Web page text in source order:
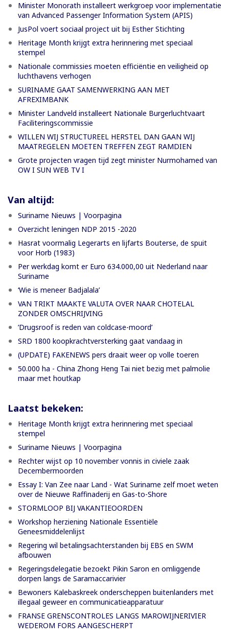
Minister Monorath installeert werkgroep voor implementatie
van Advanced Passenger Information System (APIS)
JusPol voert sociaal project uit bij Esther Stichting
Heritage Month krijgt extra herinnering met speciaal
stempel
Nationale commissies moeten efficiëntie en veiligheid op
luchthavens verhogen
SURINAME GAAT SAMENWERKING AAN MET
AFREXIMBANK
Minister Landveld installeert Nationale Burgerluchtvaart
Faciliteringscommissie
WILLEN WIJ STRUCTUREEL HERSTEL DAN GAAN WIJ
MAATREGELEN MOETEN TREFFEN ZEGT RAMDIEN
Grote projecten vragen tijd zegt minister Nurmohamed van
OW I SUN WEB TV I
Van altijd:
Suriname Nieuws | Voorpagina
Overzicht leningen NDP 2015 -2020
Hasrat voormalig Legerarts en lijfarts Bouterse, de spuit
voor Horb (1983)
Per werkdag komt er Euro 634.000,00 uit Nederland naar
Suriname
‘Wie is meneer Badjalala’
VAN TRIKT MAAKTE VALUTA OVER NAAR CHOTELAL
ZONDER OMSCHRIJVING
’Drugsroof is reden van coldcase-moord’
SRD 1800 koopkrachtversterking gaat vandaag in
(UPDATE) FAKENEWS pers draait weer op volle toeren
50.000 ha - China Zhong Heng Tai niet bezig met palmolie
maar met houtkap
Laatst bekeken:
Heritage Month krijgt extra herinnering met speciaal
stempel
Suriname Nieuws | Voorpagina
Rechter wijst op 10 november vonnis in civiele zaak
Decembermoorden
Essay I: Van Zee naar Land - Wat Suriname zelf moet weten
over de Nieuwe Raffinaderij en Gas-to-Shore
STORMLOOP BIJ VAKANTIEOORDEN
Workshop herziening Nationale Essentiële
Geneesmiddelenlijst
Regering wil betalingsachterstanden bij EBS en SWM
afbouwen
Regeringsdelegatie bezoekt Pikin Saron en omliggende
dorpen langs de Saramaccarivier
Bewoners Kalebaskreek onderscheppen buitenlanders met
illegaal geweer en communicatieapparatuur
FRANSE GRENSCONTROLES LANGS MAROWIJNERIVIER
WEDEROM FORS AANGESCHERPT